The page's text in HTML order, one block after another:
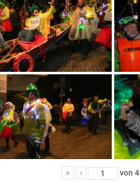
« ‹ von 4